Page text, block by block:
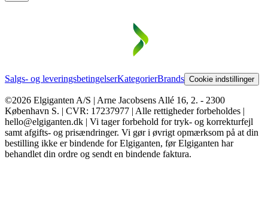
Salgs- og leveringsbetingelserKategorierBrands Cookie indstillinger
©2026 Elgiganten A/S | Arne Jacobsens Allé 16, 2. - 2300
København S. | CVR: 17237977 | Alle rettigheder forbeholdes |
hello@elgiganten.dk | Vi tager forbehold for tryk- og korrekturfejl
samt afgifts- og prisændringer. Vi gør i øvrigt opmærksom på at din
bestilling ikke er bindende for Elgiganten, før Elgiganten har
behandlet din ordre og sendt en bindende faktura.